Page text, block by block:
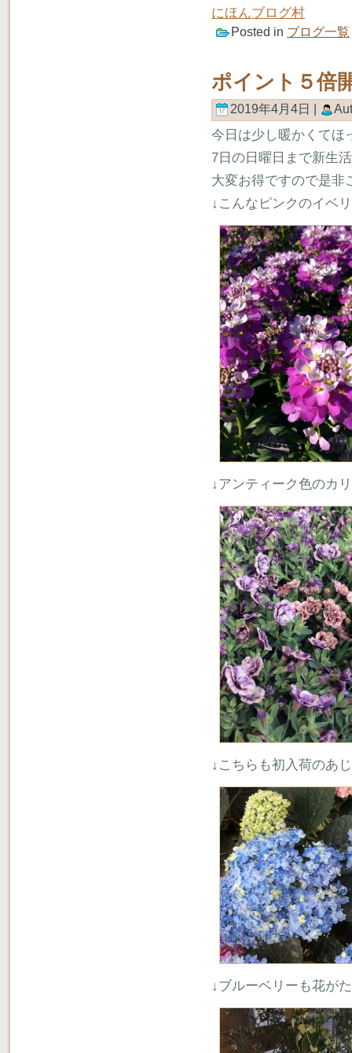
にほんブログ村
Posted in ブログ一覧
ポイント５倍
2019年4月4日 |
今日は少し暖かくてほ
7日の日曜日まで新生
大変お得ですので是非
↓こんなピンクのイベ
↓アンティーク色のカ
↓こちらも初入荷のあ
↓ブルーベリーも花が